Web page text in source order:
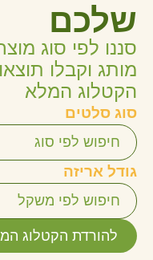
שלכם
סננו לפי סוג
מותג וקבלו
הקטלוג המלא
סוג סלטים
חיפוש לפי סוג
גודל אריזה
חיפוש לפי משקל
להורדת הקטלוג